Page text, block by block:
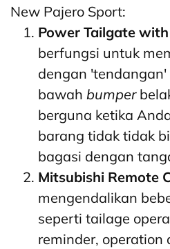
New Pajero Sport:
Power Tailgate
berfungsi untuk
dengan
bawah bumper
berguna ketika
barang tidak tidak
bagasi dengan
Mitsubishi Remote
mengendalikan
seperti tailage
reminder, operation